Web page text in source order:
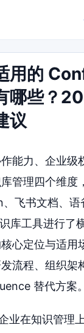
用的
哪些？
议
能力、企业级
管理四个维度
飞书文档、语
库工具进行了
心定位与适用
流程、组织架
替代方案。
业在知识管理